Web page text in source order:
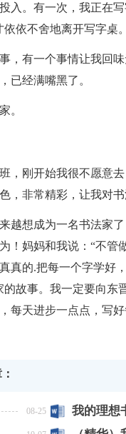
。有一次，我正在写
依不舍地离开写字桌。
有一个事情让我回味
已经满嘴黑了。
。
刚开始我很不愿意去
，非常精彩，让我对书
想成为一名书法家了
！妈妈和我说：“不管
真的.把每一个字学好
故事。我一定要向东
每天进步一点点，写好
08-25 我的理想